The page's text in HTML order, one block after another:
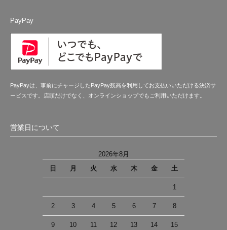
PayPay
PayPayは、事前にチャージしたPayPay残高を利用してお支払いいただける決済サ
ービスです。店頭だけでなく、オンラインショップでもご利用いただけます。
営業日について
2026年8月
日
月 火 水 木 金 土
1
2 3 4 5 6 7 8
9 10 11 12 13 14 15